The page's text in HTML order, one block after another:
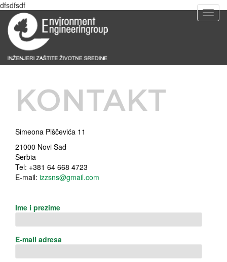
T
o
e
dfsdfsdf
KONTAKT
Simeona Piščevića 11
21000 Novi Sad
Serbia
Tel: +381 64 668 4723
E-mail: izzsns@gmail.com
Ime i prezime
E-mail adresa